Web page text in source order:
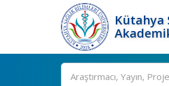
Kütahya
Ara